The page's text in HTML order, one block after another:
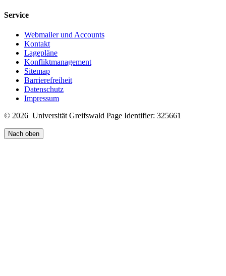
Service
Webmailer und Accounts
Kontakt
Lagepläne
Konfliktmanagement
Sitemap
Barrierefreiheit
Datenschutz
Impressum
© 2026 Universität Greifswald Page Identifier: 325661
Nach oben